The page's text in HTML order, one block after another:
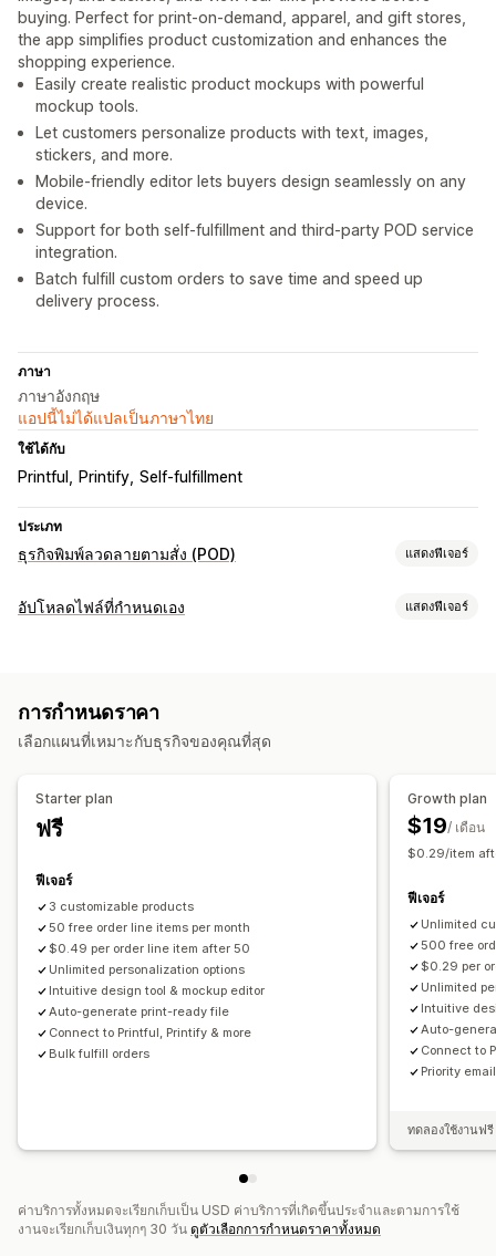
buying. Perfect for print-on-demand, apparel, and gift stores,
the app simplifies product customization and enhances the
shopping experience.
Easily create realistic product mockups with powerful
mockup tools.
Let customers personalize products with text, images,
stickers, and more.
Mobile-friendly editor lets buyers design seamlessly on any
device.
Support for both self-fulfillment and third-party POD service
integration.
Batch fulfill custom orders to save time and speed up
delivery process.
ภาษา
ภาษาอังกฤษ
แอปนี้ไม่ได้แปลเป็นภาษาไทย
ใช้ได้กับ
Printful Printify Self-fulfillment
ประเภท
ธุรกิจพิมพ์ลวดลายตามสั่ง (POD) แสดงฟีเจอร์
การปรับแต่งสินค้า
สินค้า
พิมพ์ลายทั้งตัว
กระเป๋า เครื่องแต่งกาย
ศิลปะบนผนัง
ตัวเลือกการจัดส่ง
การจัดการคำสั่งซื้อทั่วโลก
อัปโหลดไฟล์ที่กำหนดเอง แสดงฟีเจอร์
การจัดการไฟล์
การหมุนภาพ
เพิ่มข้อความ
การกำหนดราคา
เลือกแผนที่เหมาะกับธุรกิจของคุณที่สุด
Starter plan
ฟรี
ฟีเจอร์
3 customizable products
50 free order line items per month
$0.49 per order line item after 50
Unlimited personalization options
Intuitive design tool & mockup editor
Auto-generate print-ready file
Connect to Printful, Printify & more
Bulk fulfill orders
Growth plan
$19/ เดือน
$0.29/item
ฟีเจอร์
Unlimited
500 free
$0.29 per
Unlimited
Intuitive
Auto-
Connect to
Priority
ทดลองใช้งานฟ
ค่าบริการทั้งหมดจะเรียกเก็บเป็น USD ค่าบริการที่เกิดขึ้นประจำและตามการใช้
งานจะเรียกเก็บเงินทุกๆ 30 วัน ดูตัวเลือกการกำหนดราคาทั้งหมด